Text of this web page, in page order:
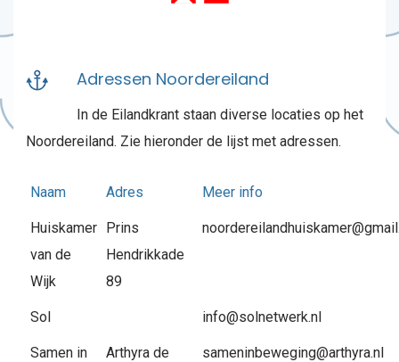
Adressen Noordereiland
In de Eilandkrant staan diverse locaties op het
Noordereiland. Zie hieronder de lijst met adressen.
Naam Adres Meer info
Huiskamer
van de
Wijk
Prins
Hendrikkade
89
Sol info@solnetwerk.nl
Samen in
Arthyra de
sameninbeweging@arthyra.nl